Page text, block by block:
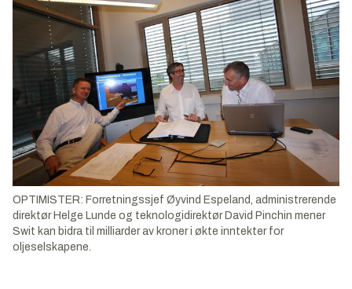
OPTIMISTER: Forretningssjef Øyvind Espeland, administrerende
direktør Helge Lunde og teknologidirektør David Pinchin mener
Swit kan bidra til milliarder av kroner i økte inntekter for
oljeselskapene.